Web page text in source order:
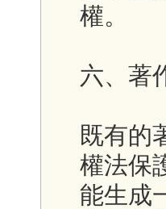
權。
六、著
既有的
權法保
能生成